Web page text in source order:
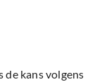
de kans volgens